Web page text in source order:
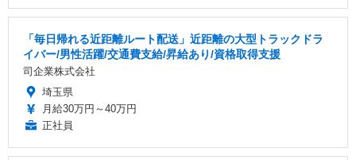
「毎日帰れる近距離ルート配送」近距離の大型トラックドラ
イバー/男性活躍/交通費支給/昇給あり/資格取得支援
司企業株式会社
埼玉県
月給30万円～40万円
正社員